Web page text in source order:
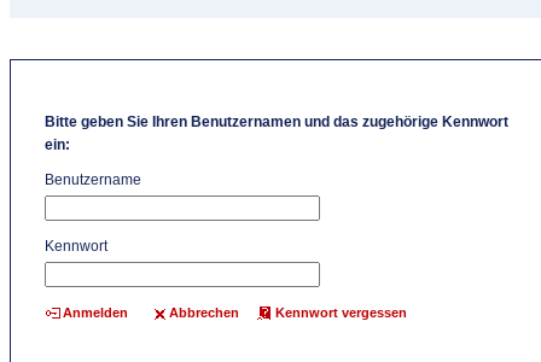
Bitte geben Sie Ihren Benutzernamen und das zugehörige Kennwort
ein:
Benutzername
Kennwort
Abbrechen Kennwort vergessen